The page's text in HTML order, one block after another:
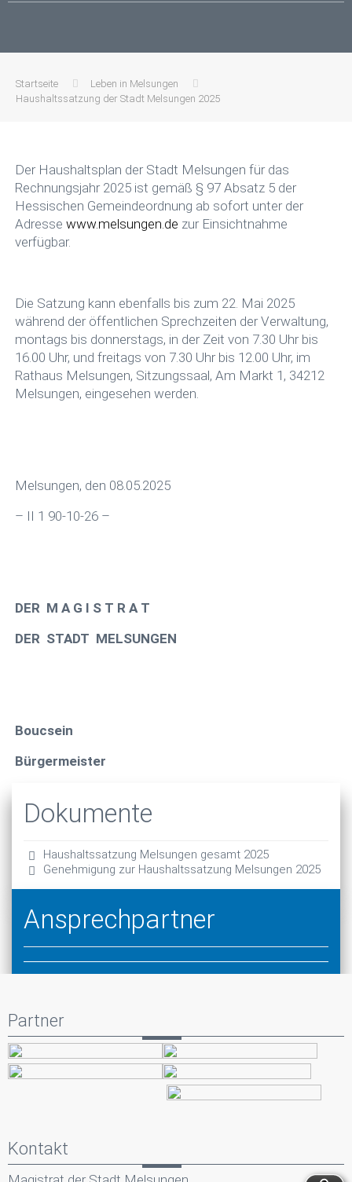
Startseite
Leben in Melsungen
Haushaltssatzung der Stadt Melsungen 2025
Der Haushaltsplan der Stadt Melsungen für das
Rechnungsjahr 2025 ist gemäß § 97 Absatz 5 der
Hessischen Gemeindeordnung ab sofort unter der
Adressewww.melsungen.de zur Einsichtnahme
verfügbar.
Die Satzung kann ebenfalls bis zum 22. Mai 2025
während der öffentlichen Sprechzeiten der Verwaltung,
montags bis donnerstags, in der Zeit von 7.30 Uhr bis
16.00 Uhr, und freitags von 7.30 Uhr bis 12.00 Uhr, im
Rathaus Melsungen, Sitzungssaal, Am Markt 1, 34212
Melsungen, eingesehen werden.
Melsungen, den 08.05.2025
– II 1 90-10-26 –
DER M A G I S T R A T
DER STADT MELSUNGEN
Boucsein
Bürgermeister
Dokumente
Haushaltssatzung Melsungen gesamt 2025
Genehmigung zur Haushaltssatzung Melsungen 2025
Ansprechpartner
Partner
Kontakt